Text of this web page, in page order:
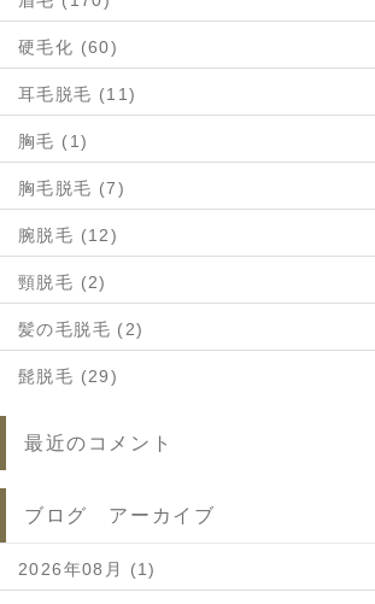
硬毛化 (60)
耳毛脱毛 (11)
胸毛 (1)
胸毛脱毛 (7)
腕脱毛 (12)
頸脱毛 (2)
髪の毛脱毛 (2)
髭脱毛 (29)
最近のコメント
ブログ アーカイブ
2026年08月 (1)